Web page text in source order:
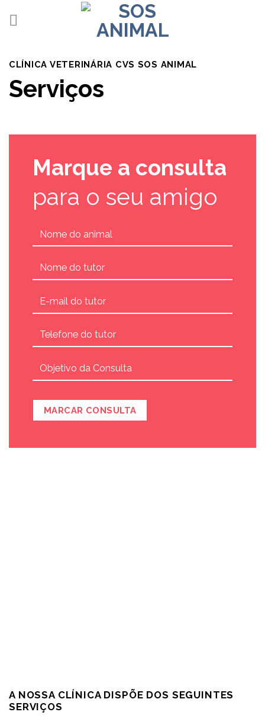
CLÍNICA VETERINÁRIA CVS SOS ANIMAL
Serviços
Marque a consulta
para o seu amigo
A NOSSA CLÍNICA DISPÕE DOS SEGUINTES
SERVIÇOS